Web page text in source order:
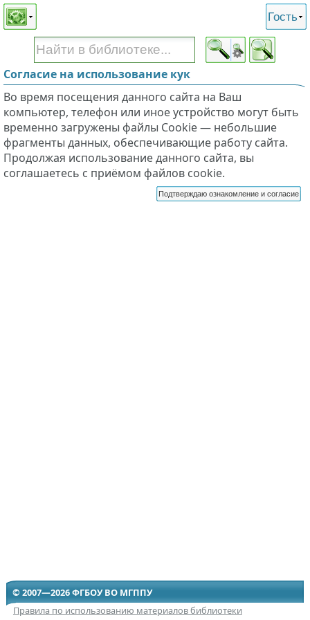
Этот сайт поддерживает
слабовидящих
Гость
Согласие на использование кук
Во время посещения данного сайта на Ваш
компьютер, телефон или иное устройство могут быть
временно загружены файлы Cookie — небольшие
фрагменты данных, обеспечивающие работу сайта.
Продолжая использование данного сайта, вы
соглашаетесь с приёмом файлов cookie.
Подтверждаю ознакомление и согласие
© 2007—2026 ФГБОУ ВО МГППУ
Правила по использованию материалов библиотеки